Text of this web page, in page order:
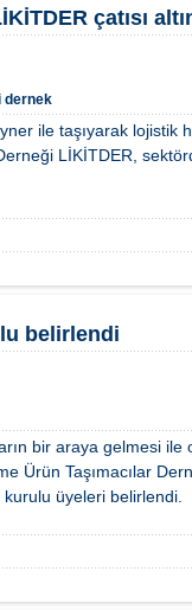
çatısı
dernek
ile taşıyarak lojistik
LİKİTDER,
belirlendi
bir araya gelmesi
Ürün Taşımacılar
üyeleri belirlendi.